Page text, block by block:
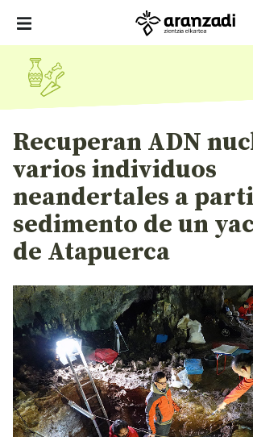
Recuperan ADN
varios individuos
neandertales a
sedimento de un
de Atapuerca